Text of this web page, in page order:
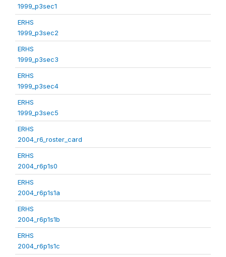
1999_p3sec1
ERHS
1999_p3sec2
ERHS
1999_p3sec3
ERHS
1999_p3sec4
ERHS
1999_p3sec5
ERHS
2004_r6_roster_card
ERHS
2004_r6p1s0
ERHS
2004_r6p1s1a
ERHS
2004_r6p1s1b
ERHS
2004_r6p1s1c